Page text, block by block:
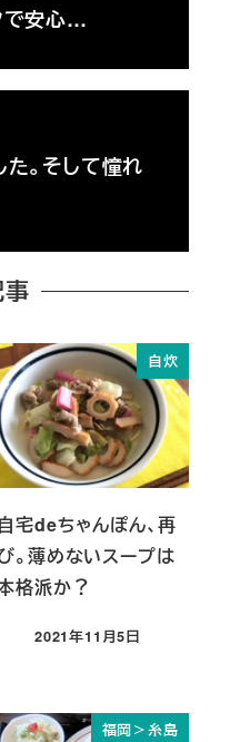
で安心…
。そして憧れ
自炊
自宅deちゃんぽん、再
。薄めないスープは
格派か？
投稿日
2021年11月5日
福岡＞糸島